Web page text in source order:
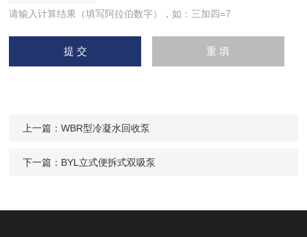
请输入计算结果（填写阿拉伯数字），如：三加四=7
上一篇：WBR型冷凝水回收泵
下一篇： BYL立式便拆式双吸泵